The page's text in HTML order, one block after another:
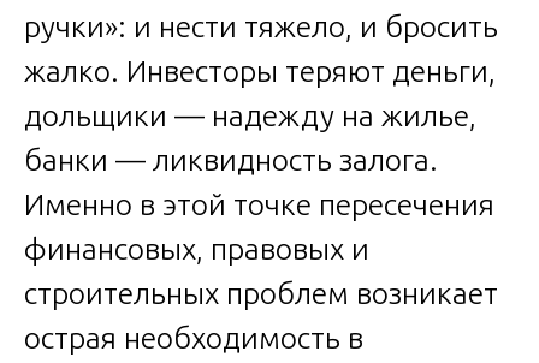
ручки»: и нести тяжело, и бросить
жалко. Инвесторы теряют деньги,
дольщики — надежду на жилье,
банки — ликвидность залога.
Именно в этой точке пересечения
финансовых, правовых и
строительных проблем возникает
острая необходимость в